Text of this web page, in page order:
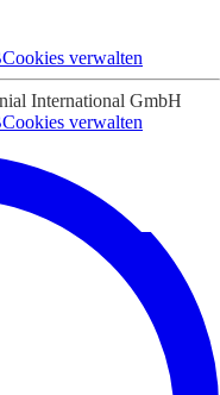
Cookies verwalten
International GmbH
Cookies verwalten